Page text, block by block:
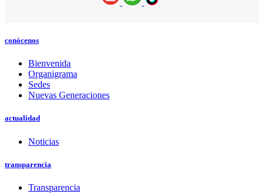
conócenos
Bienvenida
Organigrama
Sedes
Nuevas Generaciones
actualidad
Noticias
transparencia
Transparencia